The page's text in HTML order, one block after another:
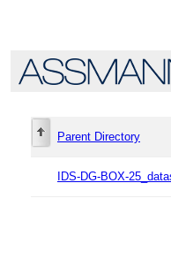
Parent Directory
IDS-DG-BOX-